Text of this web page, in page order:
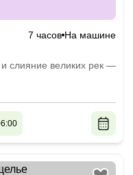
7 часов На машине
слияние великих рек —